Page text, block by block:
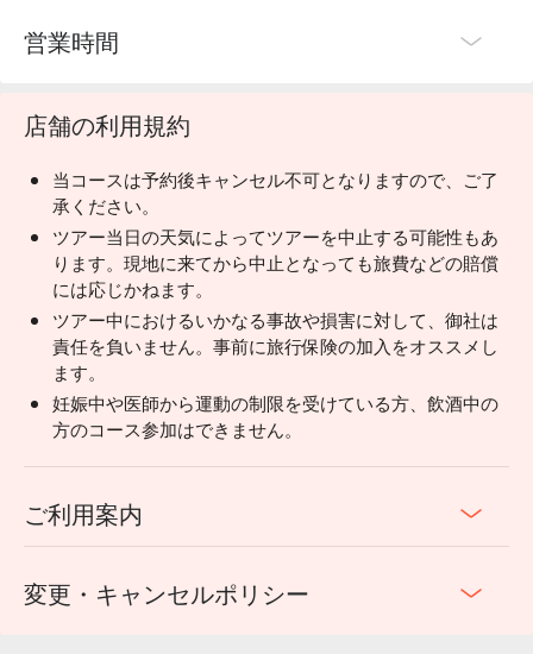
営業時間
店舗の利用規約
当コースは予約後キャンセル不可となりますので、ご了
承ください。
ツアー当日の天気によってツアーを中止する可能性もあ
ります。現地に来てから中止となっても旅費などの賠償
には応じかねます。
ツアー中におけるいかなる事故や損害に対して、御社は
責任を負いません。事前に旅行保険の加入をオススメし
ます。
妊娠中や医師から運動の制限を受けている方、飲酒中の
方のコース参加はできません。
ご利用案内
変更・キャンセルポリシー